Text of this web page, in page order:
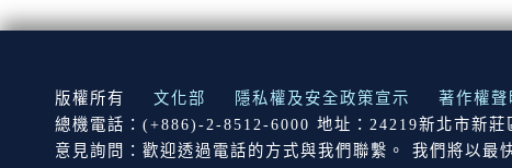
:::
版權所有 文化部 隱私權及安全政策宣示
著作權聲
總機電話：(+886)-2-8512-6000 地址：24219新北市新莊
意見詢問：歡迎透過電話的方式與我們聯繫。 我們將以最